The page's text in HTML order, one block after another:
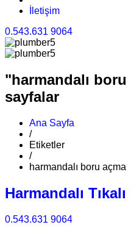
İletişim
0.543.631 9064
"harmandalı
sayfalar
Ana Sayfa
/
Etiketler
/
harmandalı boru açma
Harmandalı
0.543.631 9064